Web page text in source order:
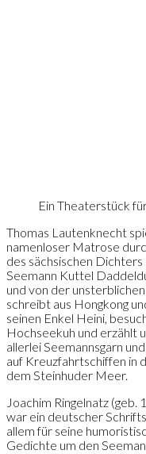
Ein Theaterstück
Thomas Lautenknecht
namenloser Matrose
des sächsischen
Seemann Kuttel
und von der
schreibt aus Hongkong
seinen Enkel Heini,
Hochseekuh und erzählt
allerlei Seemannsgarn
auf Kreuzfahrtschiffen in
dem Steinhuder Meer.
Joachim Ringelnatz (geb.
war ein deutscher
allem für seine
Gedichte um den